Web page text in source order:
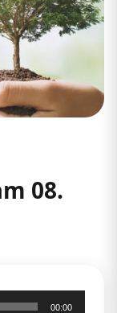
08.
00:00